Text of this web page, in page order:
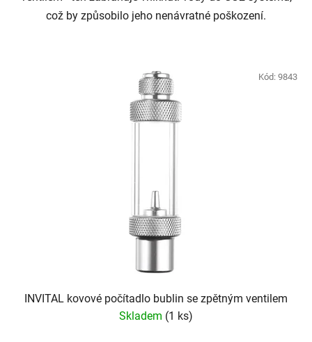
což by způsobilo jeho nenávratné poškození.
INVITAL kovové počítadlo bublin se zpětným ventilem
Skladem (1 ks)
Kód: 9843